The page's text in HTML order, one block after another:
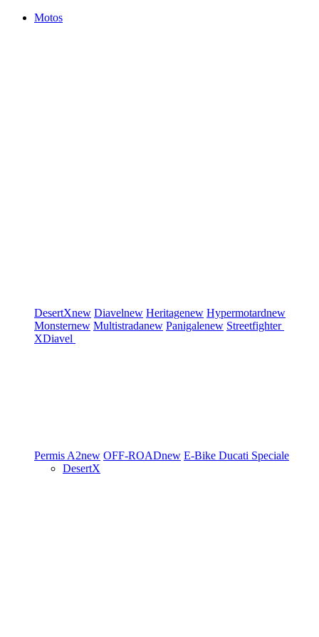
Motos
DesertXnew Diavelnew Heritagenew Hypermotardnew
Monsternew Multistradanew Panigalenew Streetfighter
XDiavel
Permis A2new OFF-ROADnew E-Bike Ducati Speciale
DesertX